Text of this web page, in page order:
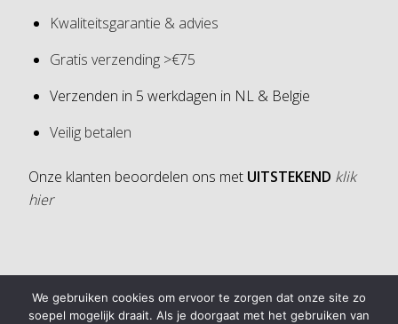
Kwaliteitsgarantie & advies
Gratis verzending >€75
Verzenden in 5 werkdagen in NL & Belgie
Veilig betalen
Onze klanten beoordelen ons met UITSTEKEND klik
hier
4,6 van 5 sterren (op basis van 30 reviews)
We gebruiken cookies om ervoor te zorgen dat onze site zo
soepel mogelijk draait. Als je doorgaat met het gebruiken van